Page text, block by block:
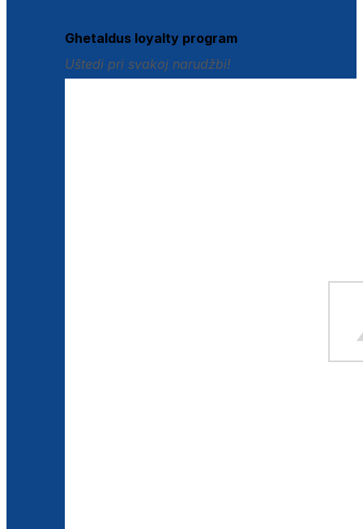
Ghetaldus loyalty program
Uštedi pri svakoj narudžbi!